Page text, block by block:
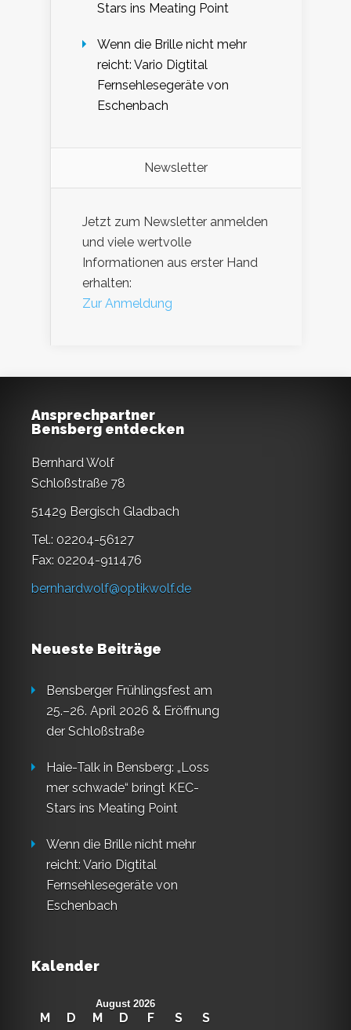
Stars ins Meating Point
Wenn die Brille nicht mehr
reicht: Vario Digtital
Fernsehlesegeräte von
Eschenbach
Newsletter
Jetzt zum Newsletter anmelden
und viele wertvolle
Informationen aus erster Hand
erhalten:
Zur Anmeldung
Ansprechpartner
Bensberg entdecken
Bernhard Wolf
Schloßstraße 78
51429 Bergisch Gladbach
Tel.: 02204-56127
Fax: 02204-911476
bernhardwolf@optikwolf.de
Neueste Beiträge
Bensberger Frühlingsfest am
25.–26. April 2026 & Eröffnung
der Schloßstraße
Haie-Talk in Bensberg: „Loss
mer schwade“ bringt KEC-
Stars ins Meating Point
Wenn die Brille nicht mehr
reicht: Vario Digtital
Fernsehlesegeräte von
Eschenbach
Kalender
August 2026
M D M D F S
S